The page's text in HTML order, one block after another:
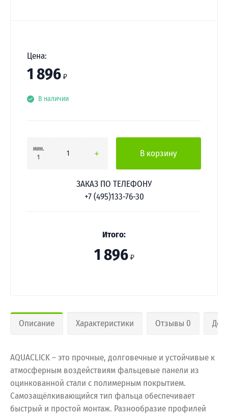
Цена:
1 896 ₽
В наличии
мин.
1
В корзину
ЗАКАЗ ПО ТЕЛЕФОНУ
+7 (495)133-76-30
Итого:
1 896 ₽
Описание Характеристики Отзывы 0
AQUACLICK – это прочные, долговечные и устойчивые к
атмосферным воздействиям фальцевые панели из
оцинкованной стали с полимерным покрытием.
Самозащёлкивающийся тип фальца обеспечивает
быстрый и простой монтаж. Разнообразие профилей